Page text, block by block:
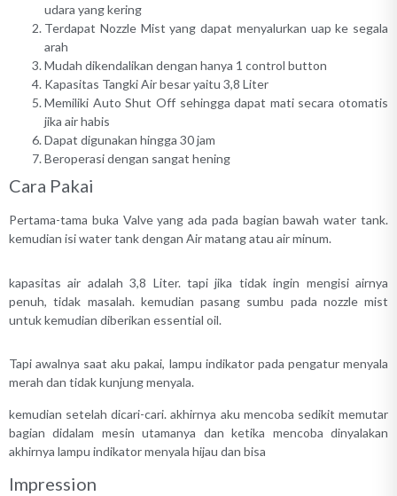
udara yang kering
Terdapat Nozzle Mist yang dapat menyalurkan uap ke segala
arah
Mudah dikendalikan dengan hanya 1 control button
Kapasitas Tangki Air besar yaitu 3,8 Liter
Memiliki Auto Shut Off sehingga dapat mati secara otomatis
jika air habis
Dapat digunakan hingga 30 jam
Beroperasi dengan sangat hening
Cara Pakai
Pertama-tama buka Valve yang ada pada bagian bawah water tank.
kemudian isi water tank dengan Air matang atau air minum.
kapasitas air adalah 3,8 Liter. tapi jika tidak ingin mengisi airnya
penuh, tidak masalah. kemudian pasang sumbu pada nozzle mist
untuk kemudian diberikan essential oil.
Tapi awalnya saat aku pakai, lampu indikator pada pengatur menyala
merah dan tidak kunjung menyala.
kemudian setelah dicari-cari. akhirnya aku mencoba sedikit memutar
bagian didalam mesin utamanya dan ketika mencoba dinyalakan
akhirnya lampu indikator menyala hijau dan bisa
Impression